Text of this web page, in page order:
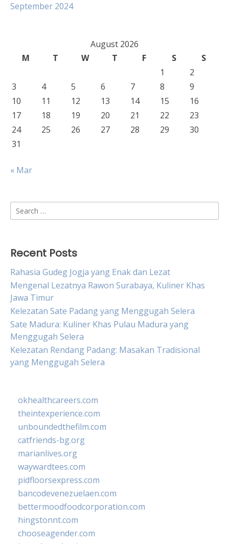
September 2024
August 2026
M
T W T F S
S
1
2
3
4 5 6 7 8
9
10
11 12 13 14 15
16
17
18 19 20 21 22
23
24
25 26 27 28 29
30
31
« Mar
Search
for:
Recent Posts
Rahasia Gudeg Jogja yang Enak dan Lezat
Mengenal Lezatnya Rawon Surabaya, Kuliner Khas
Jawa Timur
Kelezatan Sate Padang yang Menggugah Selera
Sate Madura: Kuliner Khas Pulau Madura yang
Menggugah Selera
Kelezatan Rendang Padang: Masakan Tradisional
yang Menggugah Selera
okhealthcareers.com
theintexperience.com
unboundedthefilm.com
catfriends-bg.org
marianlives.org
waywardtees.com
pidfloorsexpress.com
bancodevenezuelaen.com
bettermoodfoodcorporation.com
hingstonnt.com
chooseagender.com